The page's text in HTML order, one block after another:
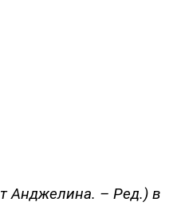
Анджелина. – Ред.) в